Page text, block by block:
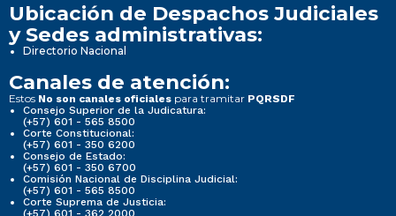
Ubicación de Despachos Judiciales
y Sedes administrativas:
Directorio Nacional
Canales de atención:
Estos No son canales oficiales para tramitar PQRSDF
Consejo Superior de la Judicatura:
(+57) 601 - 565 8500
Corte Constitucional:
(+57) 601 - 350 6200
Consejo de Estado:
(+57) 601 - 350 6700
Comisión Nacional de Disciplina Judicial:
(+57) 601 - 565 8500
Corte Suprema de Justicia:
(+57) 601 - 362 2000